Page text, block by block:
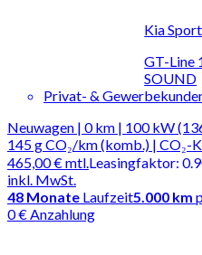
Kia
GT-Line
SOUND
Privat- &
Neuwagen | 0 km | 100 kW
145 g CO₂/km (komb.) | CO₂-
465,00 €mtl.
inkl. MwSt.
Leasingfaktor:
48 Monate Laufzeit5.000 km
0 € Anzahlung